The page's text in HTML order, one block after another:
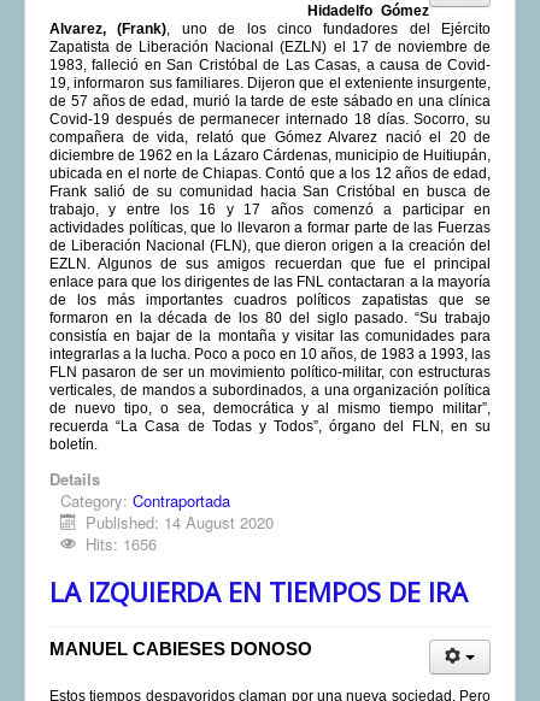
Hidadelfo Gómez
Alvarez, (Frank) , uno de los cinco fundadores del Ejército
Zapatista de Liberación Nacional (EZLN) el 17 de noviembre de
1983, falleció en San Cristóbal de Las Casas, a causa de Covid-
19, informaron sus familiares. Dijeron que el exteniente insurgente,
de 57 años de edad, murió la tarde de este sábado en una clínica
Covid-19 después de permanecer internado 18 días. Socorro, su
compañera de vida, relató que Gómez Alvarez nació el 20 de
diciembre de 1962 en la Lázaro Cárdenas, municipio de Huitiupán,
ubicada en el norte de Chiapas. Contó que a los 12 años de edad,
Frank salió de su comunidad hacia San Cristóbal en busca de
trabajo, y entre los 16 y 17 años comenzó a participar en
actividades políticas, que lo llevaron a formar parte de las Fuerzas
de Liberación Nacional (FLN), que dieron origen a la creación del
EZLN. Algunos de sus amigos recuerdan que fue el principal
enlace para que los dirigentes de las FNL contactaran a la mayoría
de los más importantes cuadros políticos zapatistas que se
formaron en la década de los 80 del siglo pasado. “Su trabajo
consistía en bajar de la montaña y visitar las comunidades para
integrarlas a la lucha. Poco a poco en 10 años, de 1983 a 1993, las
FLN pasaron de ser un movimiento político-militar, con estructuras
verticales, de mandos a subordinados, a una organización política
de nuevo tipo, o sea, democrática y al mismo tiempo militar”,
recuerda “La Casa de Todas y Todos”, órgano del FLN, en su
boletín.
Details
Category: Contraportada
Published: 14 August 2020
Hits: 1656
LA IZQUIERDA EN TIEMPOS DE IRA
MANUEL CABIESES DONOSO
Estos tiempos despavoridos claman por una nueva sociedad. Pero